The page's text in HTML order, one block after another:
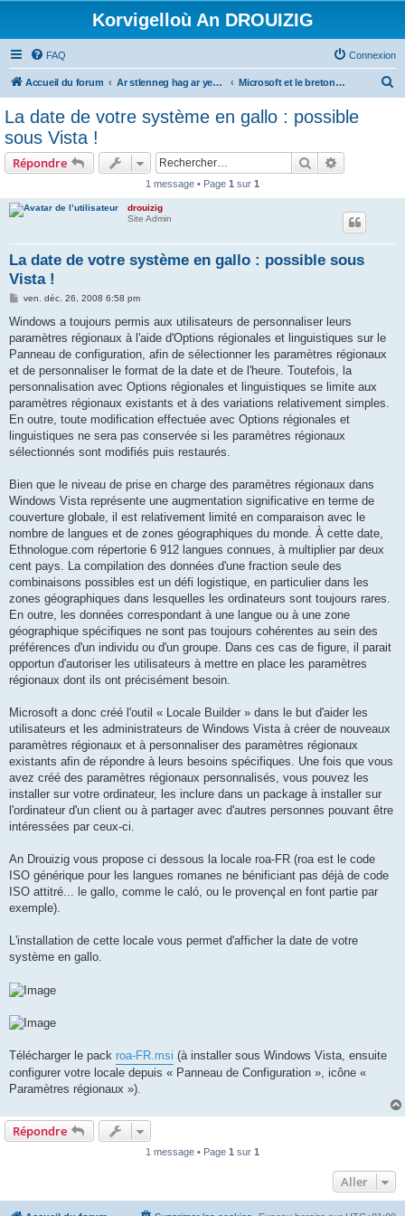
Korvigelloù An DROUIZIG
FAQ Connexion
Accueil du forum Ar stlenneg hag ar yezhoù bihan er bed a-bezh Microsoft et le breton - Microsoft and the Breton language
La date de votre système en gallo : possible
sous Vista !
Répondre Rechercher
1 message • Page 1 sur 1
drouizig
Site Admin
La date de votre système en gallo : possible sous
Vista !
M
s
a
g
ven. déc. 26, 2008 6:58 pm
Windows a toujours permis aux utilisateurs de personnaliser leurs
paramètres régionaux à l'aide d'Options régionales et linguistiques sur le
Panneau de configuration, afin de sélectionner les paramètres régionaux
et de personnaliser le format de la date et de l'heure. Toutefois, la
personnalisation avec Options régionales et linguistiques se limite aux
paramètres régionaux existants et à des variations relativement simples.
En outre, toute modification effectuée avec Options régionales et
linguistiques ne sera pas conservée si les paramètres régionaux
sélectionnés sont modifiés puis restaurés.
Bien que le niveau de prise en charge des paramètres régionaux dans
Windows Vista représente une augmentation significative en terme de
couverture globale, il est relativement limité en comparaison avec le
nombre de langues et de zones géographiques du monde. À cette date,
Ethnologue.com répertorie 6 912 langues connues, à multiplier par deux
cent pays. La compilation des données d'une fraction seule des
combinaisons possibles est un défi logistique, en particulier dans les
zones géographiques dans lesquelles les ordinateurs sont toujours rares.
En outre, les données correspondant à une langue ou à une zone
géographique spécifiques ne sont pas toujours cohérentes au sein des
préférences d'un individu ou d'un groupe. Dans ces cas de figure, il parait
opportun d'autoriser les utilisateurs à mettre en place les paramètres
régionaux dont ils ont précisément besoin.
Microsoft a donc créé l'outil « Locale Builder » dans le but d'aider les
utilisateurs et les administrateurs de Windows Vista à créer de nouveaux
paramètres régionaux et à personnaliser des paramètres régionaux
existants afin de répondre à leurs besoins spécifiques. Une fois que vous
avez créé des paramètres régionaux personnalisés, vous pouvez les
installer sur votre ordinateur, les inclure dans un package à installer sur
l'ordinateur d'un client ou à partager avec d'autres personnes pouvant être
intéressées par ceux-ci.
An Drouizig vous propose ci dessous la locale roa-FR (roa est le code
ISO générique pour les langues romanes ne bénificiant pas déjà de code
ISO attitré... le gallo, comme le caló, ou le provençal en font partie par
exemple).
L'installation de cette locale vous permet d'afficher la date de votre
système en gallo.
Télécharger le pack roa-FR.msi (à installer sous Windows Vista, ensuite
configurer votre locale depuis « Panneau de Configuration », icône «
Paramètres régionaux »).
Répondre
1 message • Page 1 sur 1
Aller